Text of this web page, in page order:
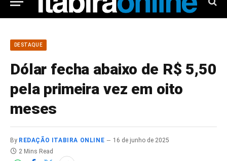
DESTAQUE
Dólar fecha abaixo de R$ 5,50
pela primeira vez em oito
meses
By REDAÇÃO ITABIRA ONLINE
16 de junho de 2025
2 Mins Read